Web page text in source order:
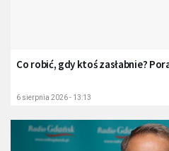
Co robić, gdy ktoś zasłabnie?
6 sierpnia 2026 - 13:13